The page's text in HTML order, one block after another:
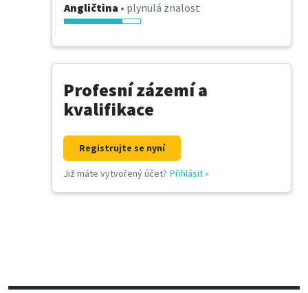
Angličtina • plynulá znalost
Profesní zázemí a
kvalifikace
Registrujte se nyní
Již máte vytvořený účet? Přihlásit»